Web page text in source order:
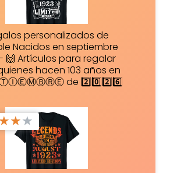
personalizados de
Nacidos en septiembre
🙌 Artículos para regalar
hacen 103 años en
de 2️⃣0️⃣2️⃣6️⃣
★★